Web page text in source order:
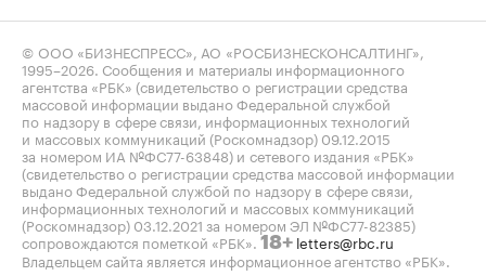
© ООО «БИЗНЕСПРЕСС», АО «РОСБИЗНЕСКОНСАЛТИНГ»,
1995–2026 . Сообщения и материалы информационного
агентства «РБК» (свидетельство о регистрации средства
массовой информации выдано Федеральной службой
по надзору в сфере связи, информационных технологий
и массовых коммуникаций (Роскомнадзор) 09.12.2015
за номером ИА №ФС77-63848) и сетевого издания «РБК»
(свидетельство о регистрации средства массовой информации
выдано Федеральной службой по надзору в сфере связи,
информационных технологий и массовых коммуникаций
(Роскомнадзор) 03.12.2021 за номером ЭЛ №ФС77-82385)
сопровождаются пометкой «РБК». 18+ letters@rbc.ru
Владельцем сайта является информационное агентство «РБК».